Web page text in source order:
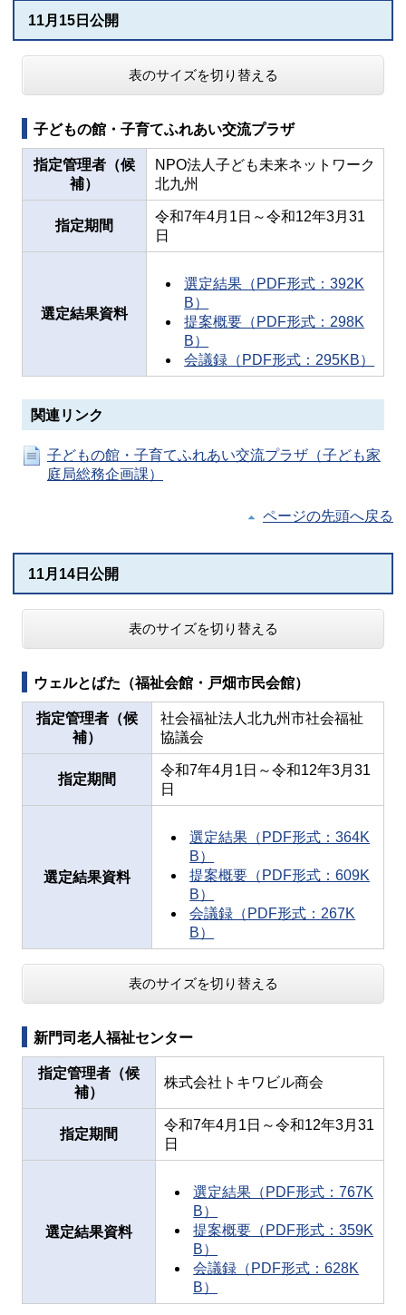
11月15日公開
表のサイズを切り替える
子どもの館・子育てふれあい交流プラザ
指定管理者（候
補）
NPO法人子ども未来ネットワーク
北九州
指定期間
令和7年4月1日～令和12年3月31
日
選定結果資料
選定結果（PDF形式：392K
B）
提案概要（PDF形式：298K
B）
会議録（PDF形式：295KB）
関連リンク
子どもの館・子育てふれあい交流プラザ（子ども家
庭局総務企画課）
ページの先頭へ戻る
11月14日公開
表のサイズを切り替える
ウェルとばた（福祉会館・戸畑市民会館）
指定管理者（候
補）
社会福祉法人北九州市社会福祉
協議会
指定期間
令和7年4月1日～令和12年3月31
日
選定結果資料
選定結果（PDF形式：364K
B）
提案概要（PDF形式：609K
B）
会議録（PDF形式：267K
B）
表のサイズを切り替える
新門司老人福祉センター
指定管理者（候
補）
株式会社トキワビル商会
指定期間
令和7年4月1日～令和12年3月31
日
選定結果資料
選定結果（PDF形式：767K
B）
提案概要（PDF形式：359K
B）
会議録（PDF形式：628K
B）